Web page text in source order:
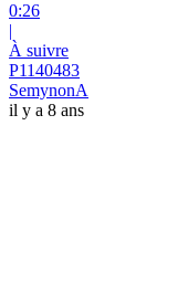
0:26
|
À suivre
P1140483
SemynonA
il y a 8 ans